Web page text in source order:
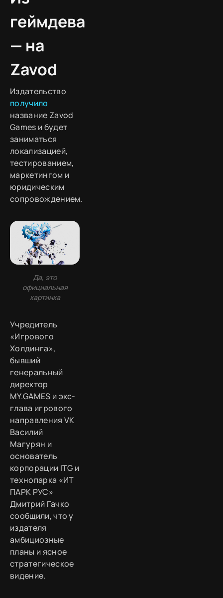
геймдева
— на
Zavod
Издательство
получило
название Zavod
Games и будет
заниматься
локализацией,
тестированием,
маркетингом и
юридическим
сопровождением.
Да, это
официальная
картинка
Учредитель
«Игрового
Холдинга»,
бывший
генеральный
директор
MY.GAMES и экс-
глава игрового
направления VK
Василий
Магурян и
основатель
корпорации ITG и
технопарка «ИТ
ПАРК РУС»
Дмитрий Гачко
сообщили, что у
издателя
амбициозные
планы и ясное
стратегическое
видение.